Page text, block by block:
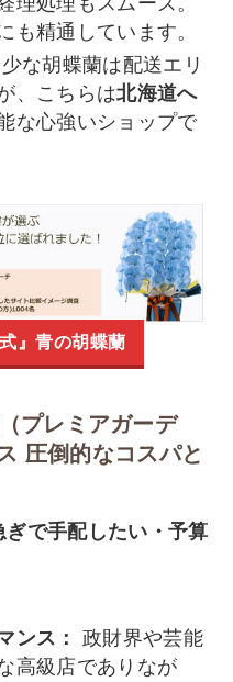
も精通しています。
な胡蝶蘭は配送エリ
、こちらは北海道へ
な心強いショップで
』青の胡蝶蘭
プレミアガーデ
圧倒的なコスパと
ぎで手配したい・予算
ンス：
政財界や芸能
高級店でありなが